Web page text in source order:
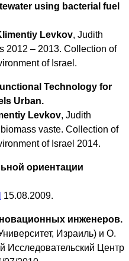
using bacterial fuel
Levkov, Judith
2012 – 2013. Collection of
of Israel.
Technology for
Urban.
Levkov, Judith
vaste. Collection of
of Israel 2014.
ориентации
15.08.2009.
инженеров.
Израиль) и О.
Исследовательский Центр